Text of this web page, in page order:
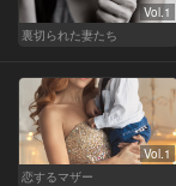
Vol.1
裏切られた妻たち
Vol.1
恋するマザー